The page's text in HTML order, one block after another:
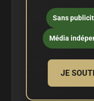
Sans
Média
JE